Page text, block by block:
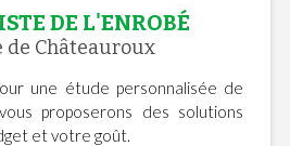
DE L'ENROBÉ
de Châteauroux
une étude personnalisée de
proposerons des solutions
et votre goût.